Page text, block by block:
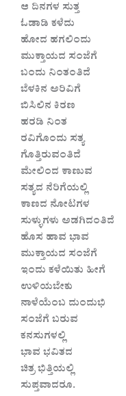
ಆ ದಿನಗಳ ಸುತ್ತ
ಓಡಾಡಿ ಕಳೆದು
ಹೋದ ಹಗಲಿಂದು
ಮುಕ್ತಾಯದ ಸಂಜೆಗೆ
ಬಂದು ನಿಂತಂತಿದೆ
ಬೆಳಕಿನ ಅರಿವಿಗೆ
ಬಿಸಿಲಿನ ಕಿರಣ
ಹರಡಿ ನಿಂತ
ರವಿಗೊಂದು ಸತ್ಯ
ಗೊತ್ತಿರುವಂತಿದೆ
ಮೇಲಿಂದ ಕಾಣುವ
ಸತ್ಯದ ನೆರಿಗೆಯಲ್ಲಿ
ಕಾಣದ ನೋಟಗಳ
ಸುಳ್ಳುಗಳು ಅಡಗಿದಂತಿದೆ
ಹೊಸ ಹಾವ ಭಾವ
ಮುಕ್ತಾಯದ ಸಂಜೆಗೆ
ಇಂದು ಕಳೆಯಿತು ಹೀಗೆ
ಉಳಿಯಬೇಕು
ನಾಳೆಯೆಂಬ ದುಂದುಭಿ
ಸಂಜೆಗೆ ಬರುವ
ಕನಸುಗಳಲ್ಲಿ
ಭಾವ ಭವಿತದ
ಚಿತ್ರ ಭಿತ್ತಿಯಲ್ಲಿ
ಸುಪ್ತವಾದರೂ.